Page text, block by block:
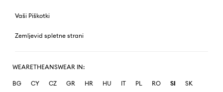
Vaši Piškotki
Zemljevid spletne strani
WEARETHEANSWEAR IN:
BG CY CZ GR HR HU IT PL RO SI SK